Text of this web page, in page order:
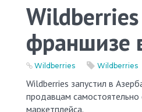
франшизе
Wildberries Wildberries
Wildberries запустил в Азербайджане партнерскую программу по открытию ПВЗ — это позволит местным
продавцам
маркетплейса.